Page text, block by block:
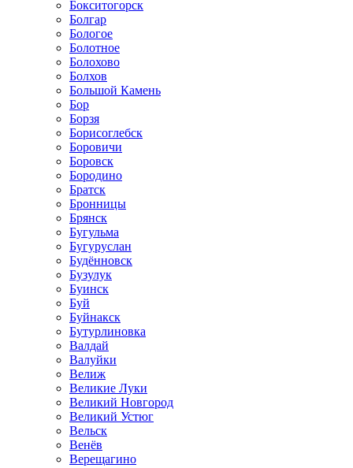
Бокситогорск
Болгар
Бологое
Болотное
Болохово
Болхов
Большой Камень
Бор
Борзя
Борисоглебск
Боровичи
Боровск
Бородино
Братск
Бронницы
Брянск
Бугульма
Бугуруслан
Будённовск
Бузулук
Буинск
Буй
Буйнакск
Бутурлиновка
Валдай
Валуйки
Велиж
Великие Луки
Великий Новгород
Великий Устюг
Вельск
Венёв
Верещагино